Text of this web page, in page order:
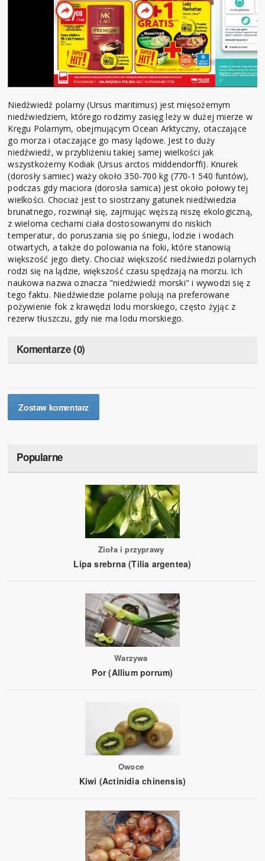
Niedźwiedź polarny (Ursus maritimus) jest mięsożernym
niedźwiedziem, którego rodzimy zasięg leży w dużej mierze w
Kręgu Polarnym, obejmującym Ocean Arktyczny, otaczające
go morza i otaczające go masy lądowe. Jest to duży
niedźwiedź, w przybliżeniu takiej samej wielkości jak
wszystkożerny Kodiak (Ursus arctos middendorffi). Knurek
(dorosły samiec) waży około 350-700 kg (770-1 540 funtów),
podczas gdy maciora (dorosła samica) jest około połowy tej
wielkości. Chociaż jest to siostrzany gatunek niedźwiedzia
brunatnego, rozwinął się, zajmując węższą niszę ekologiczną,
z wieloma cechami ciała dostosowanymi do niskich
temperatur, do poruszania się po śniegu, lodzie i wodach
otwartych, a także do polowania na foki, które stanowią
większość jego diety. Chociaż większość niedźwiedzi polarnych
rodzi się na lądzie, większość czasu spędzają na morzu. Ich
naukowa nazwa oznacza "niedźwiedź morski" i wywodzi się z
tego faktu. Niedźwiedzie polarne polują na preferowane
pożywienie fok z krawędzi lodu morskiego, często żyjąc z
rezerw tłuszczu, gdy nie ma lodu morskiego.
Komentarze (0)
Zostaw komentarz
Popularne
Zioła i przyprawy
Lipa srebrna (Tilia argentea)
Warzywa
Por (Allium porrum)
Owoce
Kiwi (Actinidia chinensis)